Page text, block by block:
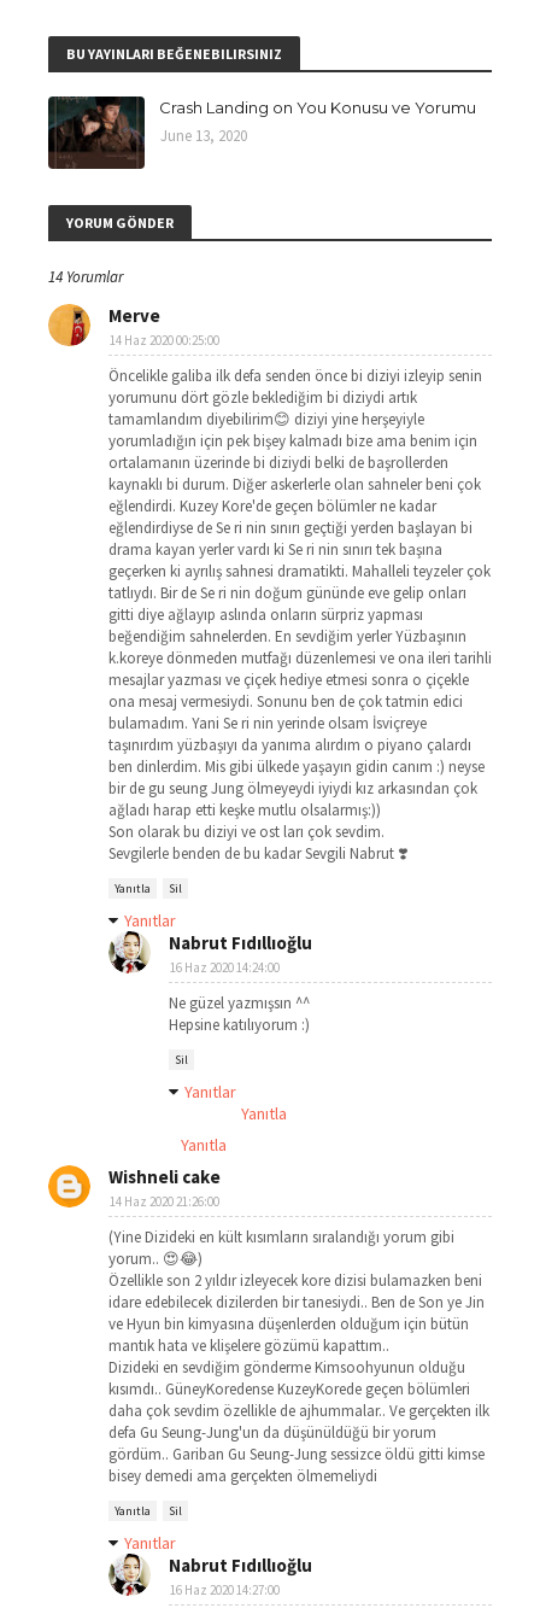
BU YAYINLARI BEĞENEBILIRSINIZ
Crash Landing on You Konusu ve Yorumu
June 13, 2020
YORUM GÖNDER
14 Yorumlar
Merve
14 Haz 2020 00:25:00
Öncelikle galiba ilk defa senden önce bi diziyi izleyip senin
yorumunu dört gözle beklediğim bi diziydi artık
tamamlandım diyebilirim😊 diziyi yine herşeyiyle
yorumladığın için pek bişey kalmadı bize ama benim için
ortalamanın üzerinde bi diziydi belki de başrollerden
kaynaklı bi durum. Diğer askerlerle olan sahneler beni çok
eğlendirdi. Kuzey Kore'de geçen bölümler ne kadar
eğlendirdiyse de Se ri nin sınırı geçtiği yerden başlayan bi
drama kayan yerler vardı ki Se ri nin sınırı tek başına
geçerken ki ayrılış sahnesi dramatikti. Mahalleli teyzeler çok
tatlıydı. Bir de Se ri nin doğum gününde eve gelip onları
gitti diye ağlayıp aslında onların sürpriz yapması
beğendiğim sahnelerden. En sevdiğim yerler Yüzbaşının
k.koreye dönmeden mutfağı düzenlemesi ve ona ileri tarihli
mesajlar yazması ve çiçek hediye etmesi sonra o çiçekle
ona mesaj vermesiydi. Sonunu ben de çok tatmin edici
bulamadım. Yani Se ri nin yerinde olsam İsviçreye
taşınırdım yüzbaşıyı da yanıma alırdım o piyano çalardı
ben dinlerdim. Mis gibi ülkede yaşayın gidin canım :) neyse
bir de gu seung Jung ölmeyeydi iyiydi kız arkasından çok
ağladı harap etti keşke mutlu olsalarmış:))
Son olarak bu diziyi ve ost ları çok sevdim.
Sevgilerle benden de bu kadar Sevgili Nabrut ❣️
Yanıtla Sil
Yanıtlar
Nabrut Fıdıllıoğlu
16 Haz 2020 14:24:00
Ne güzel yazmışsın ^^
Hepsine katılıyorum :)
Sil
Yanıtlar
Yanıtla
Yanıtla
Wishneli cake
14 Haz 2020 21:26:00
(Yine Dizideki en kült kısımların sıralandığı yorum gibi
yorum.. 😍😂)
Özellikle son 2 yıldır izleyecek kore dizisi bulamazken beni
idare edebilecek dizilerden bir tanesiydi.. Ben de Son ye Jin
ve Hyun bin kimyasına düşenlerden olduğum için bütün
mantık hata ve klişelere gözümü kapattım..
Dizideki en sevdiğim gönderme Kimsoohyunun olduğu
kısımdı.. GüneyKoredense KuzeyKorede geçen bölümleri
daha çok sevdim özellikle de ajhummalar.. Ve gerçekten ilk
defa Gu Seung-Jung'un da düşünüldüğü bir yorum
gördüm.. Gariban Gu Seung-Jung sessizce öldü gitti kimse
bisey demedi ama gerçekten ölmemeliydi
Yanıtla Sil
Yanıtlar
Nabrut Fıdıllıoğlu
16 Haz 2020 14:27:00